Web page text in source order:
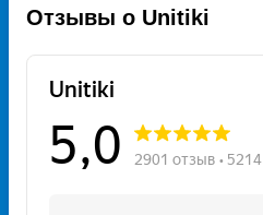
Отзывы о Unitiki